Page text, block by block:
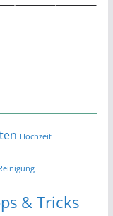
Hochzeit
& Tricks